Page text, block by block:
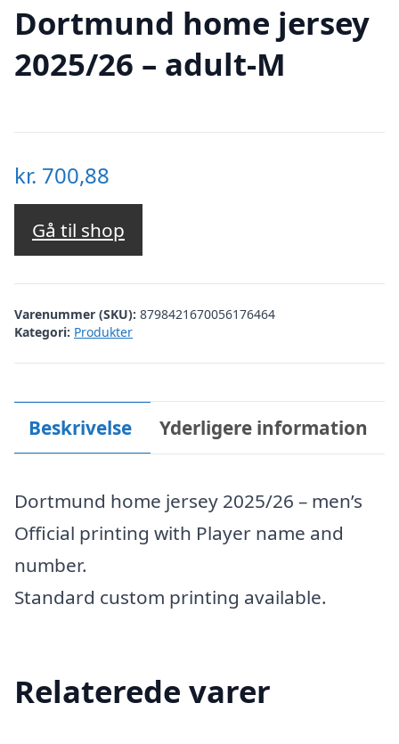
Dortmund home jersey
2025/26 – adult-M
kr. 700,88
Gå til shop
Varenummer (SKU): 8798421670056176464
Kategori: Produkter
Beskrivelse Yderligere information
Dortmund home jersey 2025/26 – men’s
Official printing with Player name and
number.
Standard custom printing available.
Relaterede varer